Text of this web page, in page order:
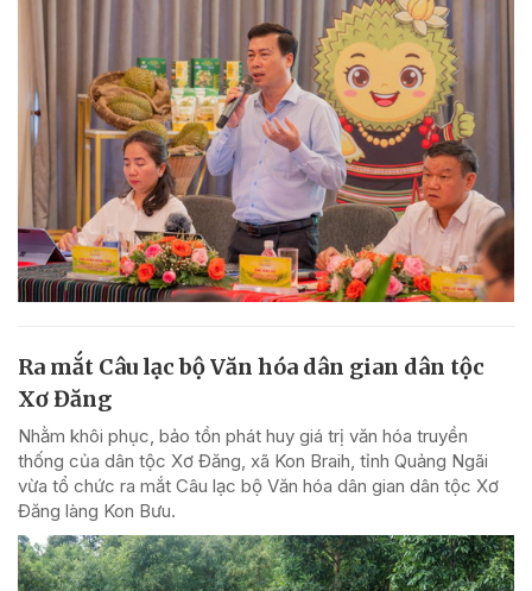
Ra mắt Câu lạc bộ Văn hóa dân gian dân tộc
Xơ Đăng
Nhằm khôi phục, bảo tồn phát huy giá trị văn hóa truyền
thống của dân tộc Xơ Đăng, xã Kon Braih, tỉnh Quảng Ngãi
vừa tổ chức ra mắt Câu lạc bộ Văn hóa dân gian dân tộc Xơ
Đăng làng Kon Bưu.